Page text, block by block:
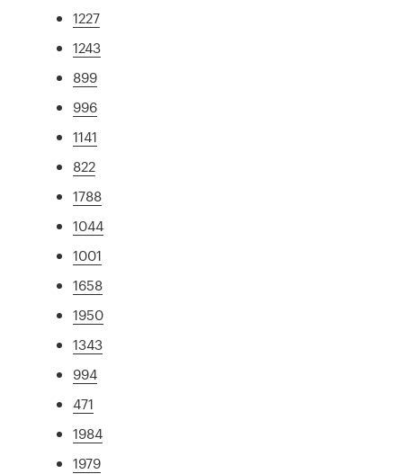
1227
1243
899
996
1141
822
1788
1044
1001
1658
1950
1343
994
471
1984
1979